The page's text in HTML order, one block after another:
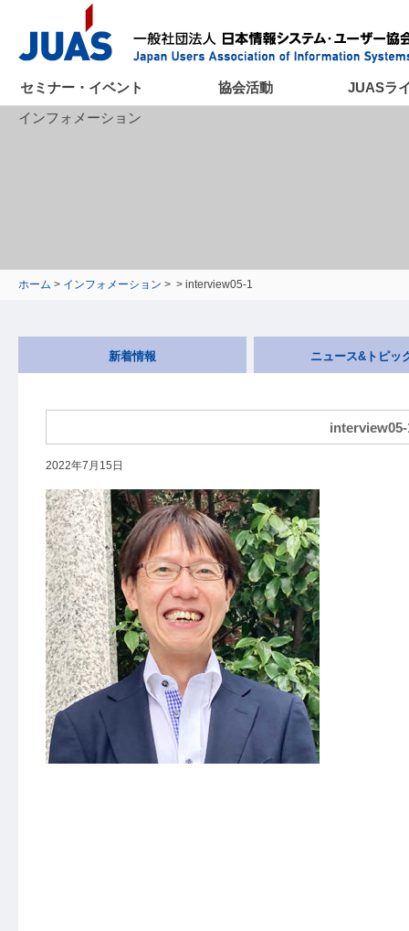
セミナー・イベント 協会活動
JUASラ
インフォメーション
ホーム > インフォメーション > > interview05-1
新着情報 ニュース&トピッ
interview05-
2022年7月15日